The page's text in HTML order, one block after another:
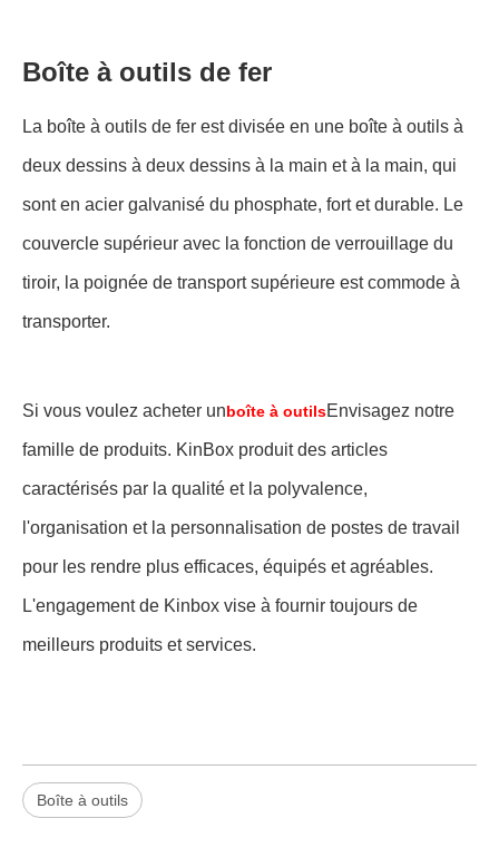
Boîte à outils de fer
La boîte à outils de fer est divisée en une boîte à outils à
deux dessins à deux dessins à la main et à la main, qui
sont en acier galvanisé du phosphate, fort et durable. Le
couvercle supérieur avec la fonction de verrouillage du
tiroir, la poignée de transport supérieure est commode à
transporter.
Si vous voulez acheter unboîte à outilsEnvisagez notre
famille de produits. KinBox produit des articles
caractérisés par la qualité et la polyvalence,
l'organisation et la personnalisation de postes de travail
pour les rendre plus efficaces, équipés et agréables.
L'engagement de Kinbox vise à fournir toujours de
meilleurs produits et services.
Boîte à outils